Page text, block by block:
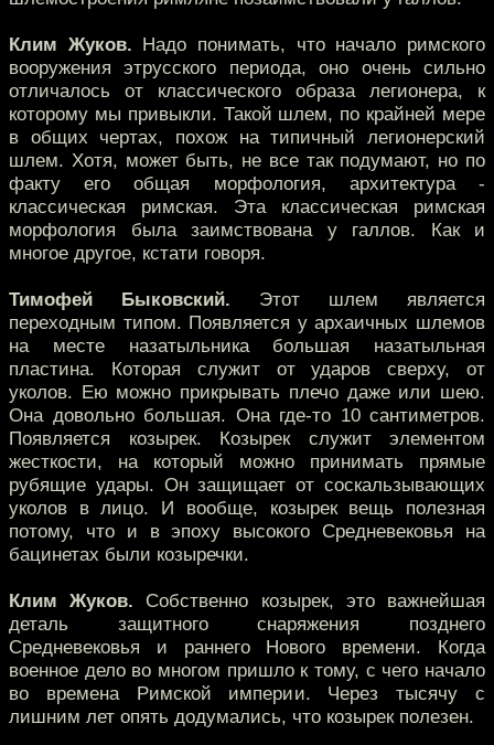
Клим Жуков. Надо понимать, что начало римского
вооружения этрусского периода, оно очень сильно
отличалось от классического образа легионера, к
которому мы привыкли. Такой шлем, по крайней мере
в общих чертах, похож на типичный легионерский
шлем. Хотя, может быть, не все так подумают, но по
факту его общая морфология, архитектура -
классическая римская. Эта классическая римская
морфология была заимствована у галлов. Как и
многое другое, кстати говоря.
Тимофей Быковский. Этот шлем является
переходным типом. Появляется у архаичных шлемов
на месте назатыльника большая назатыльная
пластина. Которая служит от ударов сверху, от
уколов. Ею можно прикрывать плечо даже или шею.
Она довольно большая. Она где-то 10 сантиметров.
Появляется козырек. Козырек служит элементом
жесткости, на который можно принимать прямые
рубящие удары. Он защищает от соскальзывающих
уколов в лицо. И вообще, козырек вещь полезная
потому, что и в эпоху высокого Средневековья на
бацинетах были козыречки.
Клим Жуков. Собственно козырек, это важнейшая
деталь защитного снаряжения позднего
Средневековья и раннего Нового времени. Когда
военное дело во многом пришло к тому, с чего начало
во времена Римской империи. Через тысячу с
лишним лет опять додумались, что козырек полезен.